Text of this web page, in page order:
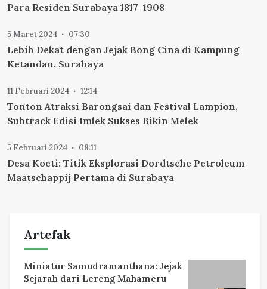
Para Residen Surabaya 1817-1908
5 Maret 2024 07:30
Lebih Dekat dengan Jejak Bong Cina di Kampung
Ketandan, Surabaya
11 Februari 2024 12:14
Tonton Atraksi Barongsai dan Festival Lampion,
Subtrack Edisi Imlek Sukses Bikin Melek
5 Februari 2024 08:11
Desa Koeti: Titik Eksplorasi Dordtsche Petroleum
Maatschappij Pertama di Surabaya
Artefak
Miniatur Samudramanthana: Jejak
Sejarah dari Lereng Mahameru